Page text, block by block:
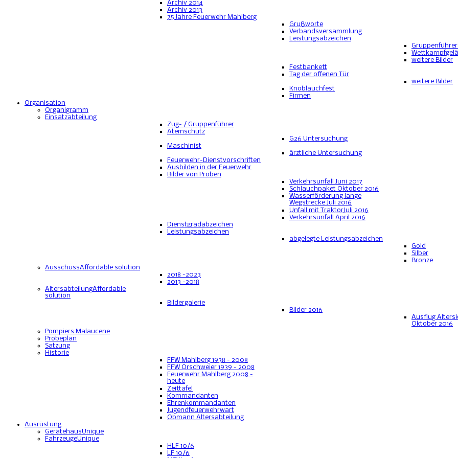
Archiv 2014
Archiv 2013
75 Jahre Feuerwehr Mahlberg
Grußworte
Verbandsversammlung
Leistungsabzeichen
weitere Bilder
Festbankett
Tag der offenen Tür
weitere Bilder
Knoblauchfest
Firmen
Organisation
Organigramm
Einsatzabteilung
Zug- / Gruppenführer
Atemschutz
G26 Untersuchung
Maschinist
ärztliche Untersuchung
Feuerwehr-Dienstvorschriften
Ausbilden in der Feuerwehr
Bilder von Proben
Verkehrsunfall Juni 2017
Schlauchpaket Oktober 2016
Wasserförderung lange
Wegstrecke Juli 2016
Unfall mit TraktorJuli 2016
Verkehrsunfall April 2016
Dienstgradabzeichen
Leistungsabzeichen
abgelegte Leistungsabzeichen
Gold
Silber
Bronze
AusschussAffordable solution
2018 -2023
2013 -2018
AltersabteilungAffordable
solution
Bildergalerie
Bilder 2016
Ausflug
Oktober 2016
Pompiers Malaucene
Probeplan
Satzung
Historie
FFW Mahlberg 1938 - 2008
FFW Orschweier 1939 - 2008
Feuerwehr Mahlberg 2008 -
heute
Zeittafel
Kommandanten
Ehrenkommandanten
Jugendfeuerwehrwart
Obmann Altersabteilung
Ausrüstung
GerätehausUnique
FahrzeugeUnique
HLF 10/6
LF 10/6